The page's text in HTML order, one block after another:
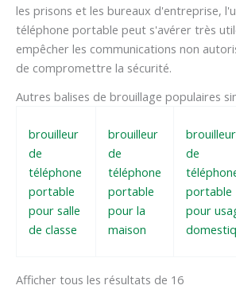
les prisons et les bureaux d'entreprise,
téléphone portable peut s'avérer très
empêcher les communications non
de compromettre la sécurité.
Autres balises de brouillage populaires
brouilleur
de
téléphone
portable
pour salle
de classe
brouilleur
de
téléphone
portable
pour la
maison
brouilleur
de
portable
pour
Afficher tous les résultats de 16